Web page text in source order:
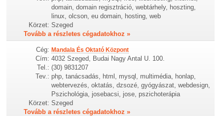
domain, domain regisztráció, webtárhely, hoszting,
linux, olcson, eu domain, hosting, web
Körzet: Szeged
Tovább a részletes cégadatokhoz »
Cég: Mandala És Oktató Központ
Cím: 4032 Szeged, Budai Nagy Antal U. 100.
Tel.: (30) 9831207
Tev.: php, tanácsadás, html, mysql, multimédia, honlap,
webtervezés, oktatás, dzsozé, gyógyászat, webdesign,
Pszichológia, josebacsi, jose, pszichoterápia
Körzet: Szeged
Tovább a részletes cégadatokhoz »